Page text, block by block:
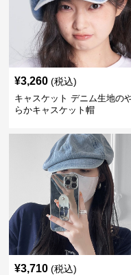
¥3,260 (税込)
キャスケット デニム生地の
らかキャスケット帽
¥3,710 (税込)